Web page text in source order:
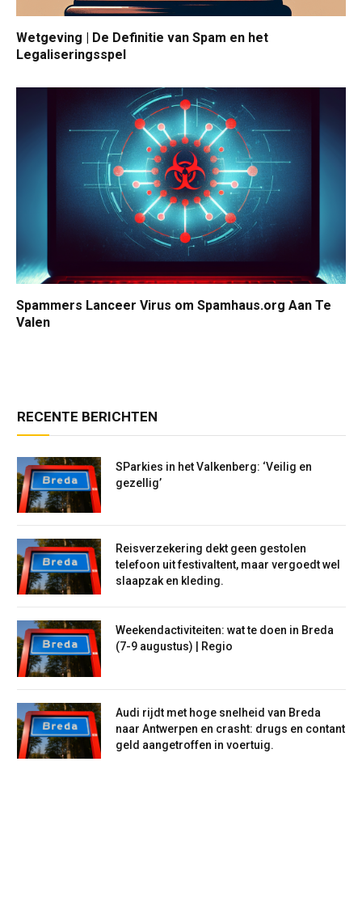
Wetgeving | De Definitie van Spam en het
Legaliseringsspel
Spammers Lanceer Virus om Spamhaus.org Aan Te
Valen
RECENTE BERICHTEN
SParkies in het Valkenberg: ‘Veilig en
gezellig’
Reisverzekering dekt geen gestolen
telefoon uit festivaltent, maar vergoedt wel
slaapzak en kleding.
Weekendactiviteiten: wat te doen in Breda
(7-9 augustus) | Regio
Audi rijdt met hoge snelheid van Breda
naar Antwerpen en crasht: drugs en contant
geld aangetroffen in voertuig.